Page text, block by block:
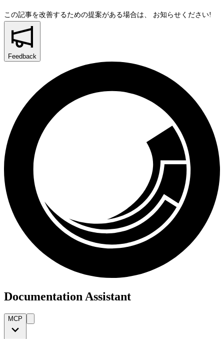
この記事を改善するための提案がある場合は、 お知らせください!
Feedback
Documentation Assistant
MCP